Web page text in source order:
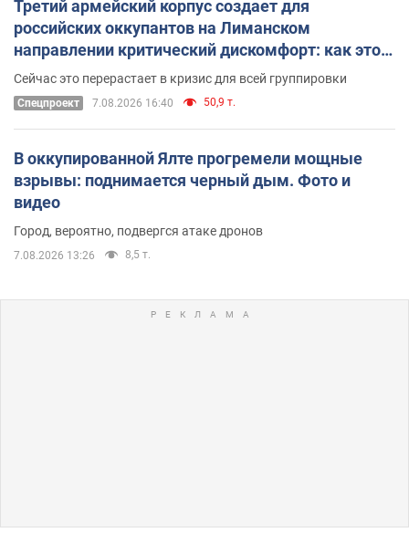
Третий армейский корпус создает для
российских оккупантов на Лиманском
направлении критический дискомфорт: как это
удалось
Сейчас это перерастает в кризис для всей группировки
Спецпроект 7.08.2026 16:40 50,9 т.
В оккупированной Ялте прогремели мощные
взрывы: поднимается черный дым. Фото и
видео
Город, вероятно, подвергся атаке дронов
7.08.2026 13:26 8,5 т.